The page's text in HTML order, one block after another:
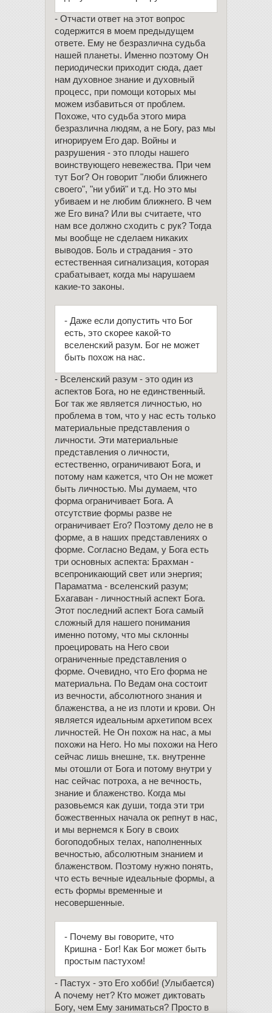
- Отчасти ответ на этот вопрос
содержится в моем предыдущем
ответе. Ему не безразлична судьба
нашей планеты. Именно поэтому Он
периодически приходит сюда, дает
нам духовное знание и духовный
процесс, при помощи которых мы
можем избавиться от проблем.
Похоже, что судьба этого мира
безразлична людям, а не Богу, раз мы
игнорируем Его дар. Войны и
разрушения - это плоды нашего
воинствующего невежества. При чем
тут Бог? Он говорит "люби ближнего
своего", "ни убий" и т.д. Но это мы
убиваем и не любим ближнего. В чем
же Его вина? Или вы считаете, что
нам все должно сходить с рук? Тогда
мы вообще не сделаем никаких
выводов. Боль и страдания - это
естественная сигнализация, которая
срабатывает, когда мы нарушаем
какие-то законы.
- Даже если допустить что Бог
есть, это скорее какой-то
вселенский разум. Бог не может
быть похож на нас.
- Вселенский разум - это один из
аспектов Бога, но не единственный.
Бог так же является личностью, но
проблема в том, что у нас есть только
материальные представления о
личности. Эти материальные
представления о личности,
естественно, ограничивают Бога, и
потому нам кажется, что Он не может
быть личностью. Мы думаем, что
форма ограничивает Бога. А
отсутствие формы разве не
ограничивает Его? Поэтому дело не в
форме, а в наших представлениях о
форме. Согласно Ведам, у Бога есть
три основных аспекта: Брахман -
всепроникающий свет или энергия;
Параматма - вселенский разум;
Бхагаван - личностный аспект Бога.
Этот последний аспект Бога самый
сложный для нашего понимания
именно потому, что мы склонны
проецировать на Него свои
ограниченные представления о
форме. Очевидно, что Его форма не
материальна. По Ведам она состоит
из вечности, абсолютного знания и
блаженства, а не из плоти и крови. Он
является идеальным архетипом всех
личностей. Не Он похож на нас, а мы
похожи на Него. Но мы похожи на Него
сейчас лишь внешне, т.к. внутренне
мы отошли от Бога и потому внутри у
нас сейчас потроха, а не вечность,
знание и блаженство. Когда мы
разовьемся как души, тогда эти три
божественных начала ок репнут в нас,
и мы вернемся к Богу в своих
богоподобных телах, наполненных
вечностью, абсолютным знанием и
блаженством. Поэтому нужно понять,
что есть вечные идеальные формы, а
есть формы временные и
несовершенные.
- Почему вы говорите, что
Кришна - Бог! Как Бог может быть
простым пастухом!
- Пастух - это Его хобби! (Улыбается)
А почему нет? Кто может диктовать
Богу, чем Ему заниматься? Просто в